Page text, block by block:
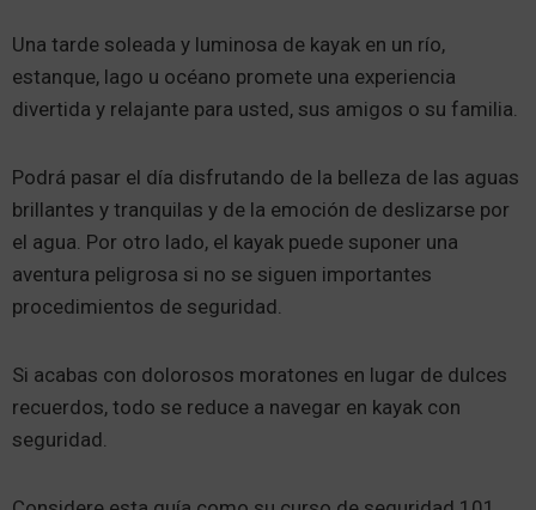
Una tarde soleada y luminosa de kayak en un río,
estanque, lago u océano promete una experiencia
divertida y relajante para usted, sus amigos o su familia.
Podrá pasar el día disfrutando de la belleza de las aguas
brillantes y tranquilas y de la emoción de deslizarse por
el agua. Por otro lado, el kayak puede suponer una
aventura peligrosa si no se siguen importantes
procedimientos de seguridad.
Si acabas con dolorosos moratones en lugar de dulces
recuerdos, todo se reduce a navegar en kayak con
seguridad.